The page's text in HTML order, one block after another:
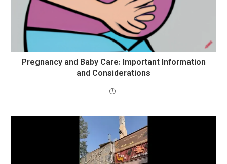
Pregnancy and Baby Care: Important Information
and Considerations